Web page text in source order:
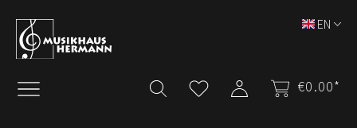
Skip to main content
€0.00*
EN